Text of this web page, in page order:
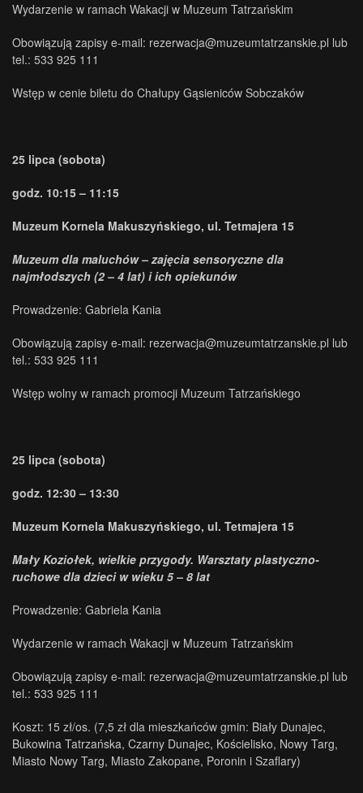
Wydarzenie w ramach Wakacji w Muzeum Tatrzańskim
Obowiązują zapisy e-mail: rezerwacja@muzeumtatrzanskie.pl lub
tel.: 533 925 111
Wstęp w cenie biletu do Chałupy Gąsieniców Sobczaków
25 lipca (sobota)
godz. 10:15 – 11:15
Muzeum Kornela Makuszyńskiego, ul. Tetmajera 15
Muzeum dla maluchów – zajęcia sensoryczne dla
najmłodszych (2 – 4 lat) i ich opiekunów
Prowadzenie: Gabriela Kania
Obowiązują zapisy e-mail: rezerwacja@muzeumtatrzanskie.pl lub
tel.: 533 925 111
Wstęp wolny w ramach promocji Muzeum Tatrzańskiego
25 lipca (sobota)
godz. 12:30 – 13:30
Muzeum Kornela Makuszyńskiego, ul. Tetmajera 15
Mały Koziołek, wielkie przygody. Warsztaty plastyczno-
ruchowe dla dzieci w wieku 5 – 8 lat
Prowadzenie: Gabriela Kania
Wydarzenie w ramach Wakacji w Muzeum Tatrzańskim
Obowiązują zapisy e-mail: rezerwacja@muzeumtatrzanskie.pl lub
tel.: 533 925 111
Koszt: 15 zł/os. (7,5 zł dla mieszkańców gmin: Biały Dunajec,
Bukowina Tatrzańska, Czarny Dunajec, Kościelisko, Nowy Targ,
Miasto Nowy Targ, Miasto Zakopane, Poronin i Szaflary)